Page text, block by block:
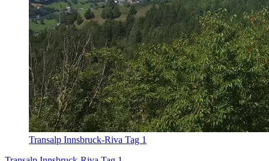
Transalp Innsbruck-Riva Tag 1